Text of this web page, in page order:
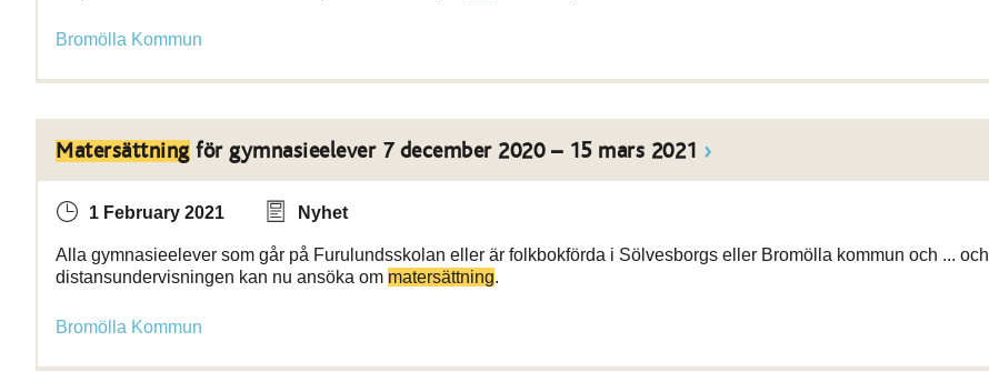
Bromölla Kommun
Matersättning för gymnasieelever 7 december 2020 – 15 mars 2021
1 February 2021 Nyhet
Alla gymnasieelever som går på Furulundsskolan eller är folkbokförda i Sölvesborgs eller Bromölla kommun och ... och
distansundervisningen kan nu ansöka om matersättning.
Bromölla Kommun